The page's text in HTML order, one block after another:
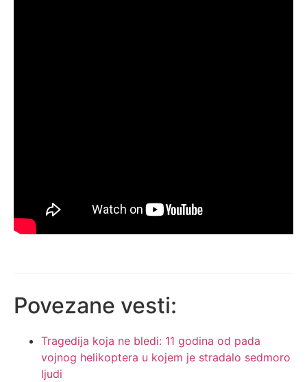
Povezane vesti:
Tragedija koja ne bledi: 11 godina od pada
vojnog helikoptera u kojem je stradalo sedmoro
ljudi